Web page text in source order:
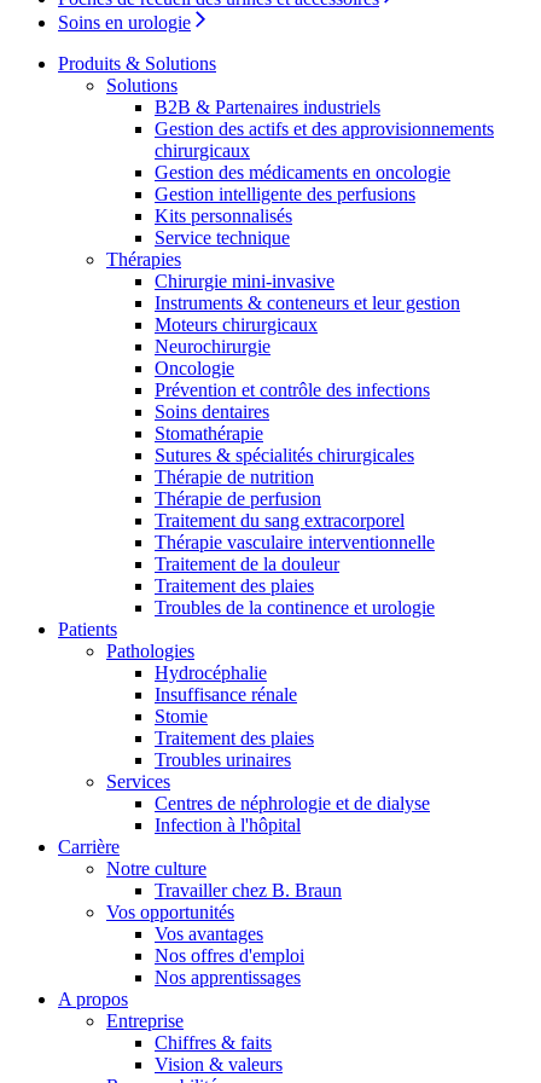
Catalogue de produits
Trouvez le produit que vous recherchez. Visitez le catalogue
de produits B. Braun avec notre portefeuille complet.
Contact
En dialogue avec B. Braun. Contactez-nous.
Soins en urologie
Produits & Solutions
Solutions
B2B & Partenaires industriels
Gestion des actifs et des approvisionnements
chirurgicaux
Gestion des médicaments en oncologie
Gestion intelligente des perfusions
Kits personnalisés
Service technique
Thérapies
Chirurgie mini-invasive
Instruments & conteneurs et leur gestion
Moteurs chirurgicaux
Neurochirurgie
Oncologie
Prévention et contrôle des infections
Soins dentaires
Stomathérapie
Sutures & spécialités chirurgicales
Thérapie de nutrition
Thérapie de perfusion
Traitement du sang extracorporel
Thérapie vasculaire interventionnelle
Traitement de la douleur
Traitement des plaies
Troubles de la continence et urologie
Patients
Pathologies
Hydrocéphalie
Insuffisance rénale
Stomie
Traitement des plaies
Troubles urinaires
Services
Centres de néphrologie et de dialyse
Infection à l'hôpital
Carrière
Notre culture
Travailler chez B. Braun
Vos opportunités
Vos avantages
Nos offres d'emploi
Nos apprentissages
A propos
Entreprise
Chiffres & faits
Vision & valeurs